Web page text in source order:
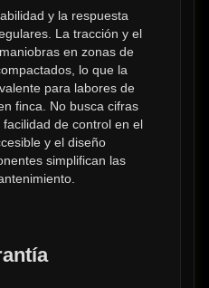
y la respuesta
La tracción y el
en zonas de
lo que la
para labores de
finca. No busca cifras
de control en el
y el diseño
simplifican las